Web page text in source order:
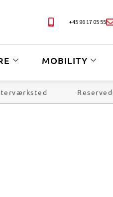
+45 96 17 05 55
MOBILITY